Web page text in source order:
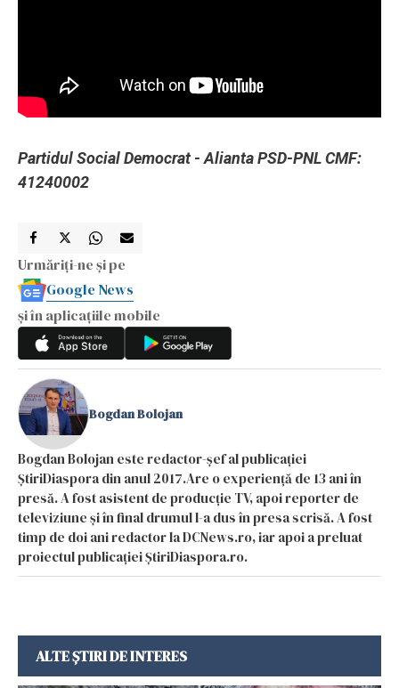
Partidul Social Democrat - Alianta PSD-PNL CMF:
41240002
Urmăriți-ne și pe
Google News
și în aplicațiile mobile
Bogdan Bolojan
Bogdan Bolojan este redactor-șef al publicației
ȘtiriDiaspora din anul 2017.Are o experiență de 13 ani în
presă. A fost asistent de producție TV, apoi reporter de
televiziune și în final drumul l-a dus în presa scrisă. A fost
timp de doi ani redactor la DCNews.ro, iar apoi a preluat
proiectul publicației ȘtiriDiaspora.ro.
ALTE ȘTIRI DE INTERES